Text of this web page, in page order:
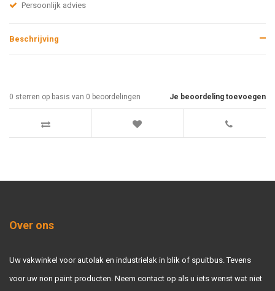
Persoonlijk advies
Beschrijving
Je beoordeling toevoegen
0 sterren op basis van 0 beoordelingen
Over ons
Uw vakwinkel voor autolak en industrielak in blik of spuitbus. Tevens
voor uw non paint producten. Neem contact op als u iets wenst wat niet